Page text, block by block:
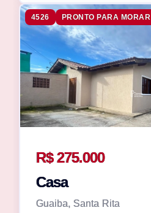
4526 PRONTO PARA MORAR
R$ 275.000
Casa
Guaiba, Santa Rita